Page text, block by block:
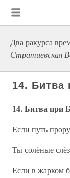
Два ракурса
Стратиевская
14. Битва
14. Битва при
Если путь
Ты солёные
Если в жарком